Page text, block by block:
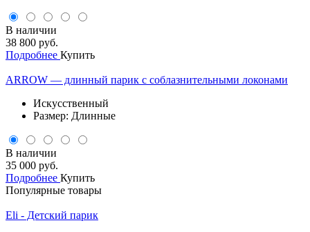
В наличии
38 800 руб.
Подробнее Купить
ARROW — длинный парик с соблазнительными локонами
Искусственный
Размер: Длинные
В наличии
35 000 руб.
Подробнее Купить
Популярные товары
Eli - Детский парик